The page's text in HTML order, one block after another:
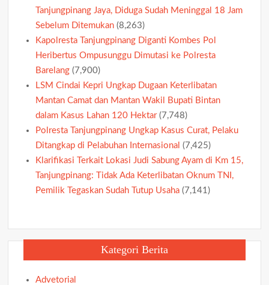
Tanjungpinang Jaya, Diduga Sudah Meninggal 18 Jam
Sebelum Ditemukan (8,263)
Kapolresta Tanjungpinang Diganti Kombes Pol
Heribertus Ompusunggu Dimutasi ke Polresta
Barelang (7,900)
LSM Cindai Kepri Ungkap Dugaan Keterlibatan
Mantan Camat dan Mantan Wakil Bupati Bintan
dalam Kasus Lahan 120 Hektar (7,748)
Polresta Tanjungpinang Ungkap Kasus Curat, Pelaku
Ditangkap di Pelabuhan Internasional (7,425)
Klarifikasi Terkait Lokasi Judi Sabung Ayam di Km 15,
Tanjungpinang: Tidak Ada Keterlibatan Oknum TNI,
Pemilik Tegaskan Sudah Tutup Usaha (7,141)
Kategori Berita
Advetorial